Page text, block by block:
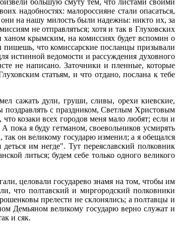
большую смуту тем, что листами своими
надобностях: малороссияне стали опасаться,
они на нашу милость были надежны: никто их, за
не отправляться; хотя и так в Глуховских
ханом крымским, на комиссиях будет вспомин о
пишешь, что комиссарские посланцы призывали
истинной ведомости и рассуждения духовного
не написано. Заточники и пленные, которые
статьям, и что отдано, послана к тебе
сажать дули, груши, сливы, орехи киевские,
поздравлять с праздником, Светлым Христовым
козаки всех городов меня мало любят; если и
пока я буду гетманом, своевольников усмирять
он великому государю изменил; а я обещался
им негде". Тут переяславский полковник
литься; будем себе только одного великого
целовали государево знамя на том, чтобы им
что полтавский и миргородский полковники
прелести не склонялись; а полтавцы и
Демьяном великому государю верно служат и
и сяк.